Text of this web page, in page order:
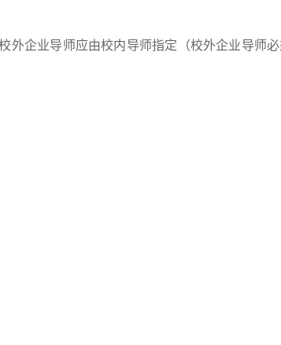
外企业导师应由校内导师指定（校外企业导师